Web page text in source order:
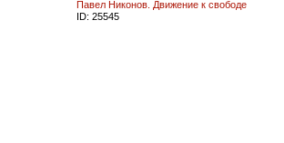
Павел Никонов. Движение к свободе
ID: 25545